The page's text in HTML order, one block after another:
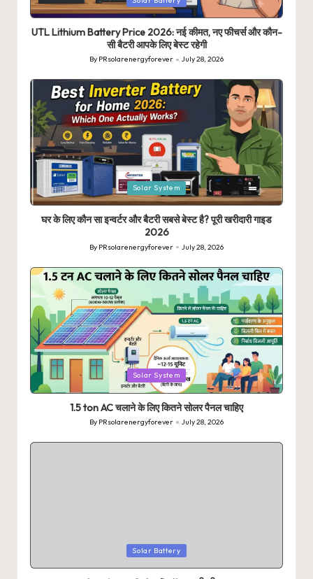
in
UTL Lithium Battery Price 2026: नई कीमत, नए फीचर्स और कौन-
सी बैटरी आपके लिए बेस्ट रहेगी
Posted
by
By PRsolarenergyforever July 28, 2026
Posted
in
Solar System
घर के लिए कौन सा इन्वर्टर और बैटरी सबसे बेस्ट है? पूरी खरीदारी गाइड
2026
Posted
By PRsolarenergyforever July 28, 2026
Posted
in
Solar System
1.5 ton AC चलाने के लिए कितने सोलर पैनल चाहिए
Posted
by
By PRsolarenergyforever July 28, 2026
Solar Battery